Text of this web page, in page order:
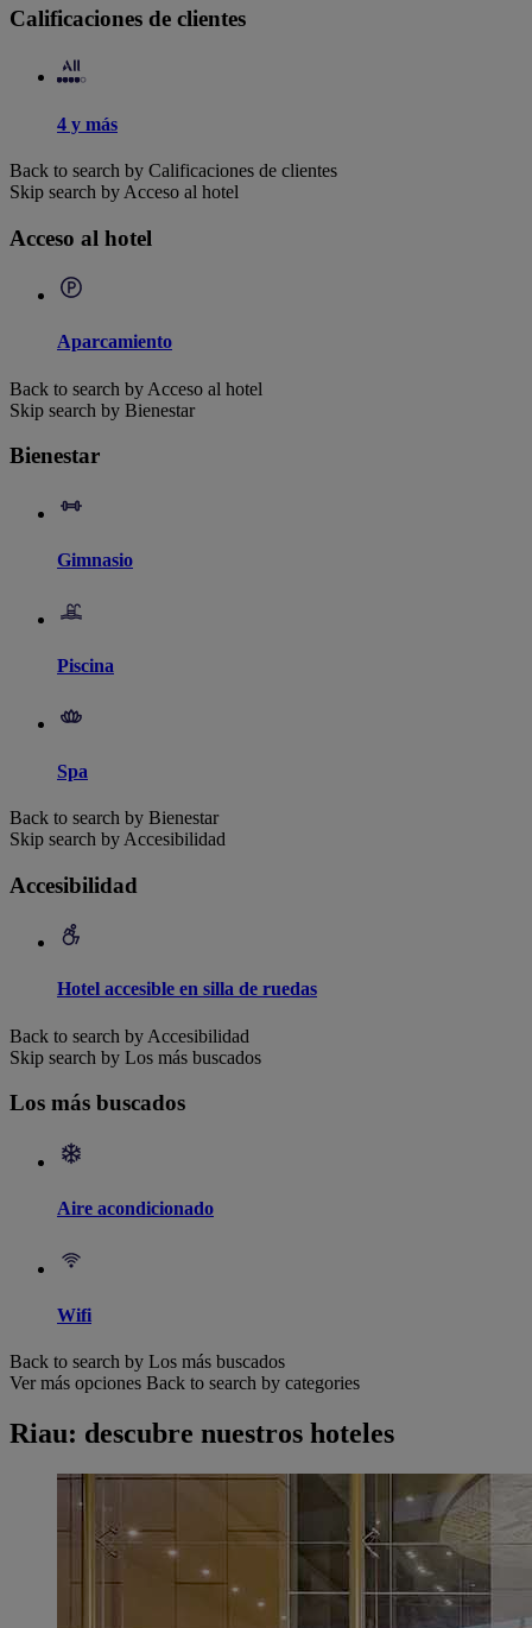
Calificaciones de clientes
4 y más
Back to search by Calificaciones de clientes
Skip search by Acceso al hotel
Acceso al hotel
Aparcamiento
Back to search by Acceso al hotel
Skip search by Bienestar
Bienestar
Gimnasio
Piscina
Spa
Back to search by Bienestar
Skip search by Accesibilidad
Accesibilidad
Hotel accesible en silla de ruedas
Back to search by Accesibilidad
Skip search by Los más buscados
Los más buscados
Aire acondicionado
Wifi
Back to search by Los más buscados
Ver más opciones Back to search by categories
Riau: descubre nuestros hoteles